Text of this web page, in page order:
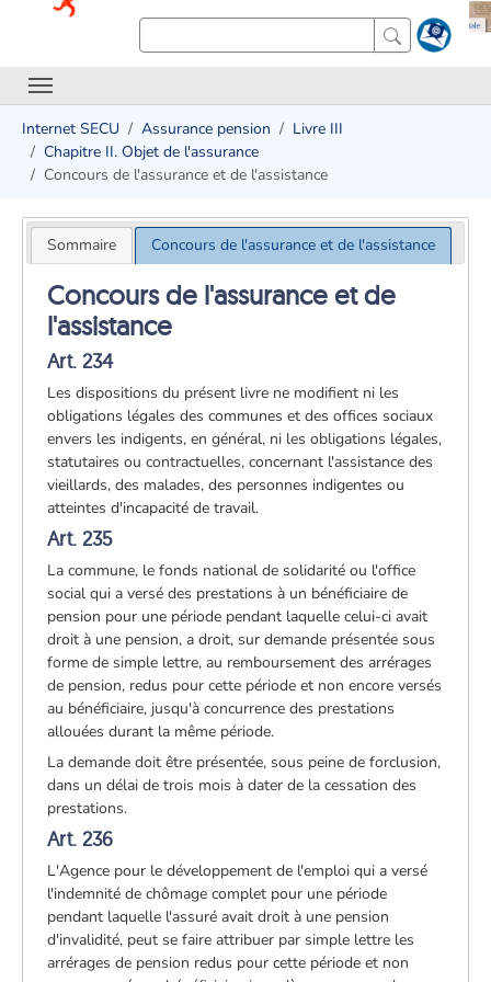
Internet SECU Assurance pension
Livre III
Chapitre II. Objet de l'assurance
Concours de l'assurance et de l'assistance
Sommaire Concours de l'assurance et de l'assistance
Concours de l'assurance et de
l'assistance
Art. 234
Les dispositions du présent livre ne modifient ni les
obligations légales des communes et des offices sociaux
envers les indigents, en général, ni les obligations légales,
statutaires ou contractuelles, concernant l'assistance des
vieillards, des malades, des personnes indigentes ou
atteintes d'incapacité de travail.
Art. 235
La commune, le fonds national de solidarité ou l'office
social qui a versé des prestations à un bénéficiaire de
pension pour une période pendant laquelle celui-ci avait
droit à une pension, a droit, sur demande présentée sous
forme de simple lettre, au remboursement des arrérages
de pension, redus pour cette période et non encore versés
au bénéficiaire, jusqu'à concurrence des prestations
allouées durant la même période.
La demande doit être présentée, sous peine de forclusion,
dans un délai de trois mois à dater de la cessation des
prestations.
Art. 236
L'Agence pour le développement de l'emploi qui a versé
l'indemnité de chômage complet pour une période
pendant laquelle l'assuré avait droit à une pension
d'invalidité, peut se faire attribuer par simple lettre les
arrérages de pension redus pour cette période et non